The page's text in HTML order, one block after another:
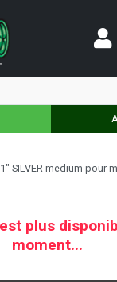
SILVER medium pour
plus
moment...